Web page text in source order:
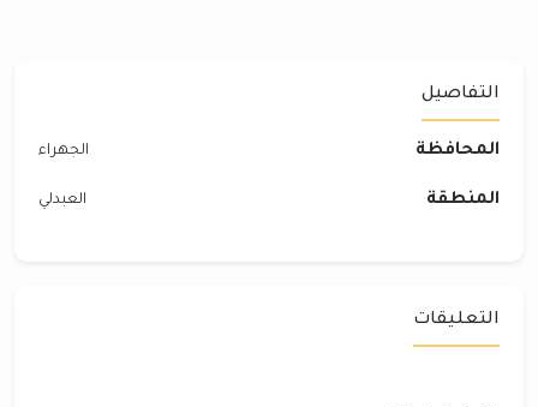
التفاصيل
المحافظة الجهراء
المنطقة العبدلي
التعليقات